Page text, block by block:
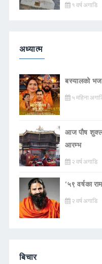
१ वर्ष अगाडि
अध्यात्म
बस्यालको
५ महिना
आज पौष शुक्ल
आरम्भ
२ वर्ष अगाडि
‘५९ वर्षका
२ वर्ष अगाडि
बिचार